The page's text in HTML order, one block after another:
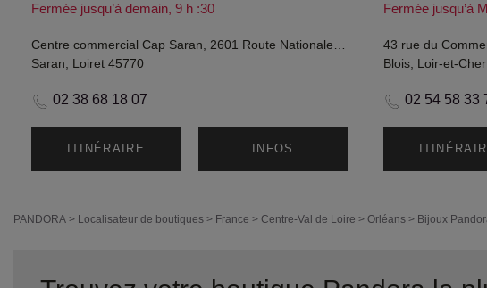
Fermée jusqu’à demain, 9 h :30
Saran, Loiret 45770
02 38 68 18 07
ITINÉRAIRE INFOS
Fermée jusqu’à
43 rue du
Blois, Loir-et-
02 54 58 33
PANDORA > Localisateur de boutiques > France > Centre-Val de Loire > Orléans > Bijoux